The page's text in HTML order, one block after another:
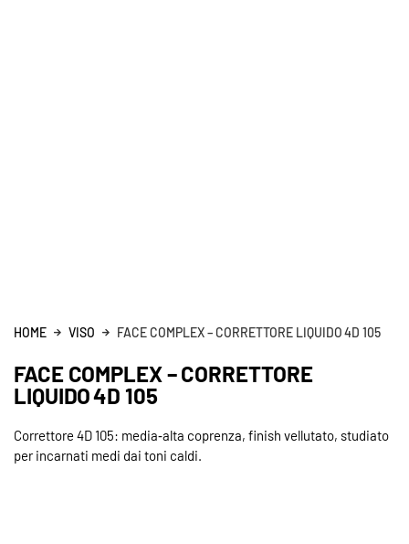
HOME VISO FACE COMPLEX – CORRETTORE LIQUIDO 4D 105
FACE COMPLEX – CORRETTORE
LIQUIDO 4D 105
Correttore 4D 105: media‑alta coprenza, finish vellutato, studiato
per incarnati medi dai toni caldi.